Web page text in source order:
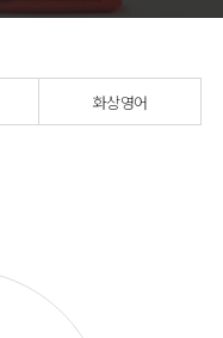
화상영어